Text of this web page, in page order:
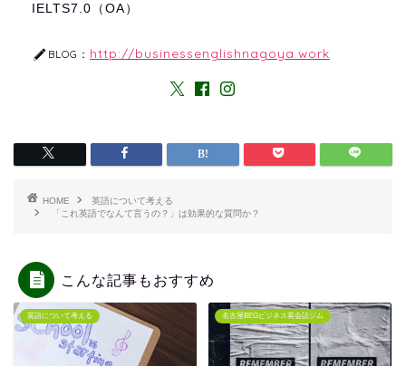
IELTS7.0（OA）
BLOG： http://businessenglishnagoya.work
HOME
英語について考える
「これ英語でなんて言うの？」は効果的な質問か？
こんな記事もおすすめ
英語について考える 名古屋BEGビジネス英会話ジム